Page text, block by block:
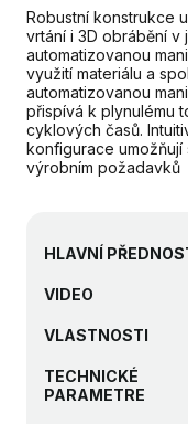
Robustní konstrukce
vrtání i 3D obrábění v
automatizovanou
využití materiálu a
automatizovanou
přispívá k plynulému
cyklových časů.
konfigurace
výrobním požadavků
HLAVNÍ
VIDEO
VLASTNOSTI
TECHNICKÉ
PARAMETRE